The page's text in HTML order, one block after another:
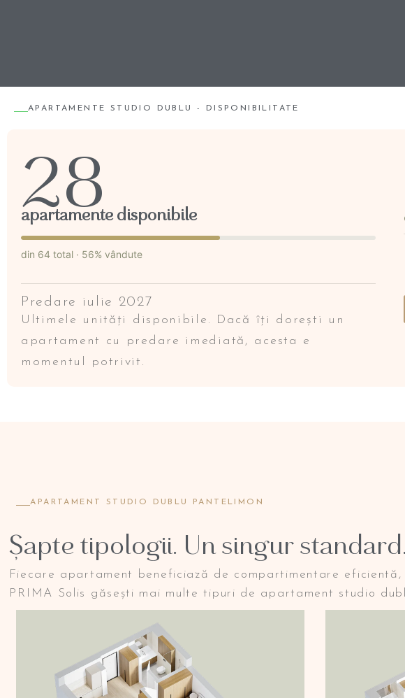
APARTAMENTE STUDIO DUBLU - DISPONIBILITATE
28
apartamente disponibile
din 64 total · 56% vândute
Predare iulie 2027
Ultimele unități disponibile. Dacă îți dorești un
apartament cu predare imediată, acesta e
momentul potrivit.
APARTAMENT STUDIO DUBLU PANTELIMON
Șapte tipologii. Un singur standard.
Fiecare apartament beneficiază de compartimentare
PRIMA Solis găsești mai multe tipuri de apartament studio